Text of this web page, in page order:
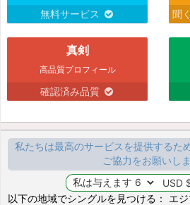
無料サービス 聞
真剣
高品質プロフィール
確認済み品質
私たちは最高のサービスを提供するた
ご協力をお願いし
以下の地域でシングルを見つける： エジ